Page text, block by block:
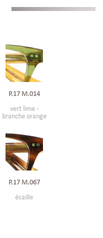
P.17 M.014
vert lime -
branche orange
P.17 M.067
écaille